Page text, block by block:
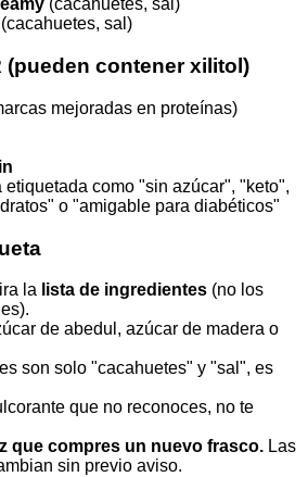
(cacahuetes, sal)
(cacahuetes, sal)
(pueden contener xilitol)
mejoradas en proteínas)
como "sin azúcar", "keto",
o "amigable para diabéticos"
la lista de ingredientes (no los
de abedul, azúcar de madera o
son solo "cacahuetes" y "sal", es
que no reconoces, no te
que compres un nuevo frasco. Las
sin previo aviso.